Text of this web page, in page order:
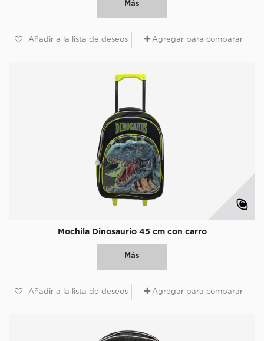
Más
Añadir a la lista de deseos Agregar para comparar
Mochila Dinosaurio 45 cm con carro
Más
Añadir a la lista de deseos Agregar para comparar